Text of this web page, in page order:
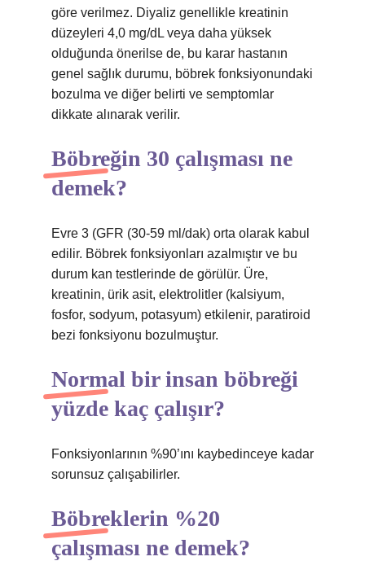
göre verilmez. Diyaliz genellikle kreatinin
düzeyleri 4,0 mg/dL veya daha yüksek
olduğunda önerilse de, bu karar hastanın
genel sağlık durumu, böbrek fonksiyonundaki
bozulma ve diğer belirti ve semptomlar
dikkate alınarak verilir.
Böbreğin 30 çalışması ne
demek?
Evre 3 (GFR (30-59 ml/dak) orta olarak kabul
edilir. Böbrek fonksiyonları azalmıştır ve bu
durum kan testlerinde de görülür. Üre,
kreatinin, ürik asit, elektrolitler (kalsiyum,
fosfor, sodyum, potasyum) etkilenir, paratiroid
bezi fonksiyonu bozulmuştur.
Normal bir insan böbreği
yüzde kaç çalışır?
Fonksiyonlarının %90’ını kaybedinceye kadar
sorunsuz çalışabilirler.
Böbreklerin %20
çalışması ne demek?